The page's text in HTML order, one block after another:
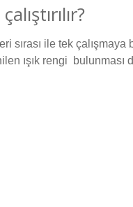
sırası ile tek
ışık rengi